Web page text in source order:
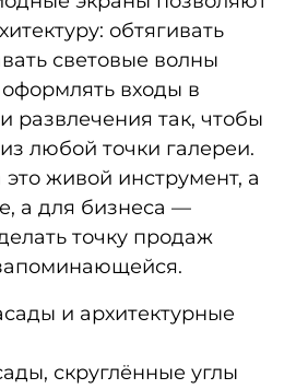
обтягивать
световые волны
входы в
развлечения так, чтобы
любой точки галереи.
живой инструмент, а
а для бизнеса —
точку продаж
и архитектурные
скруглённые углы